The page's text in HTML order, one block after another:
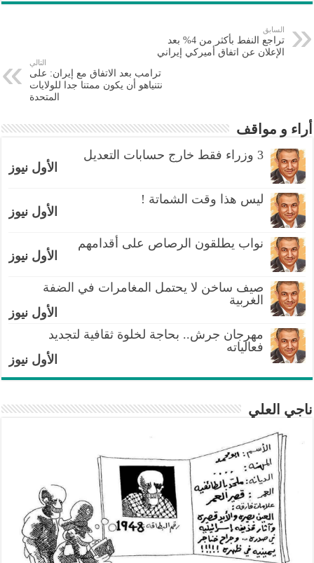
السابق
تراجع النفط بأكثر من 4% بعد
الإعلان عن اتفاق أميركي إيراني
التالي
ترامب بعد الاتفاق مع إيران: على
نتنياهو أن يكون ممتنا جدا للولايات
المتحدة
أراء و مواقف
3 وزراء فقط خارج حسابات التعديل
الأول نيوز
ليس هذا وقت الشماتة !
الأول نيوز
نواب يطلقون الرصاص على أقدامهم
الأول نيوز
صيف ساخن لا يحتمل المغامرات في الضفة
الغربية
الأول نيوز
مهرجان جرش.. بحاجة لخلوة ثقافية لتجديد
فعالياته
الأول نيوز
ناجي العلي